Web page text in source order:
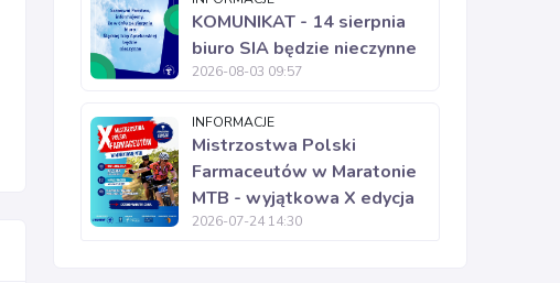
KOMUNIKAT - 14 sierpnia
biuro SIA będzie nieczynne
2026-08-03 09:57
INFORMACJE
Mistrzostwa Polski
Farmaceutów w Maratonie
MTB - wyjątkowa X edycja
2026-07-24 14:30